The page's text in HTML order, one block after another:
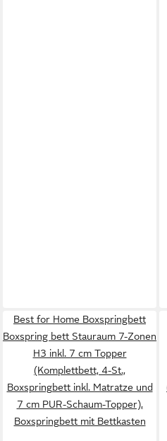
Best for Home Boxspringbett
Boxspring bett Stauraum 7-Zonen
H3 inkl. 7 cm Topper
(Komplettbett, 4-St.,
Boxspringbett inkl. Matratze und
7 cm PUR-Schaum-Topper),
Boxspringbett mit Bettkasten